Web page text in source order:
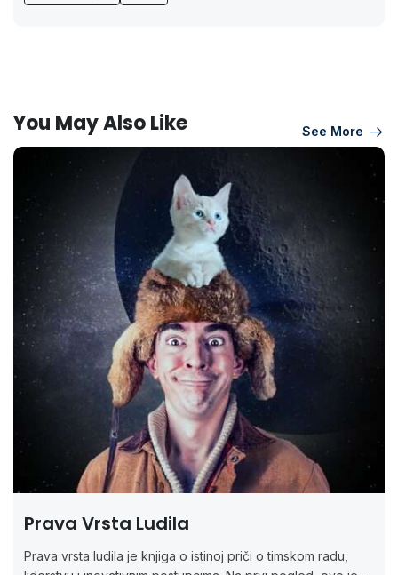
You May Also Like See More
Prava Vrsta Ludila
Prava vrsta ludila je knjiga o istinoj priči o timskom radu,